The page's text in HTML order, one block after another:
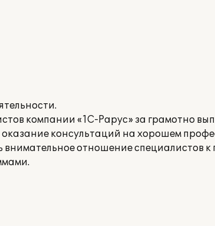
компании «1С-Рарус» за грамотно
консультаций на хорошем
отношение специалистов к